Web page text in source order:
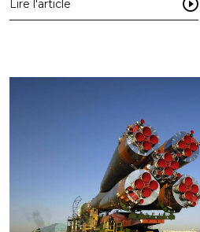
Lire l'article